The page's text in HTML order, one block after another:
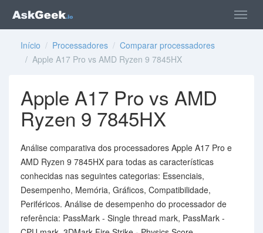
Início / Processadores / Comparar processadores
/ Apple A17 Pro vs AMD Ryzen 9 7845HX
Apple A17 Pro vs AMD
Ryzen 9 7845HX
Análise comparativa dos processadores Apple A17 Pro e
AMD Ryzen 9 7845HX para todas as características
conhecidas nas seguintes categorias: Essenciais,
Desempenho, Memória, Gráficos, Compatibilidade,
Periféricos. Análise de desempenho do processador de
referência: PassMark - Single thread mark, PassMark -